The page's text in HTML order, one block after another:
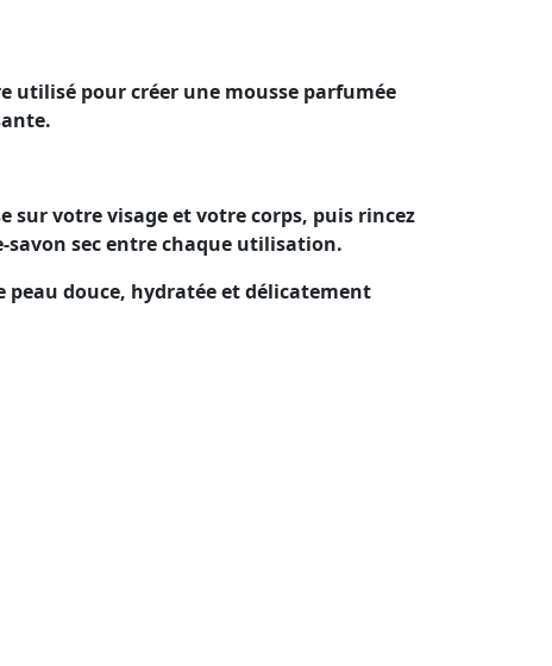
utilisé pour créer une mousse parfumée
sur votre visage et votre corps, puis rincez
savon sec entre chaque utilisation.
peau douce, hydratée et délicatement